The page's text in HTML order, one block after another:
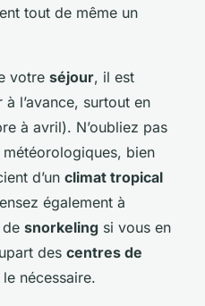
tout de même un
votre séjour, il est
l’avance, surtout en
à avril). N’oubliez pas
bien
d’un climat tropical
également à
snorkeling si vous en
des centres de
nécessaire.